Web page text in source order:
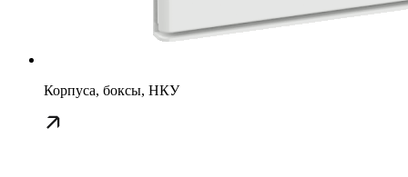
Корпуса, боксы, НКУ